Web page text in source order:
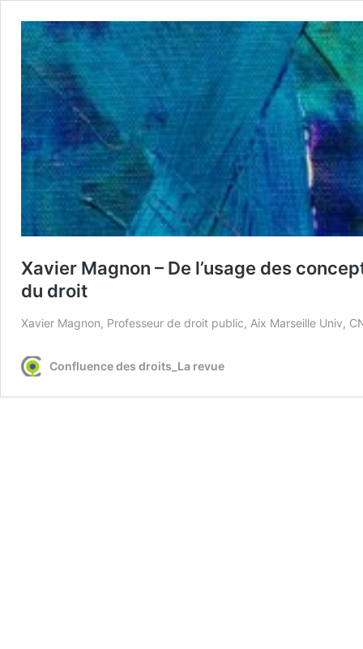
Xavier Magnon – De l’usage des
du droit
Xavier Magnon, Professeur de droit public, Aix Marseille Univ,
Confluence des droits_La revue